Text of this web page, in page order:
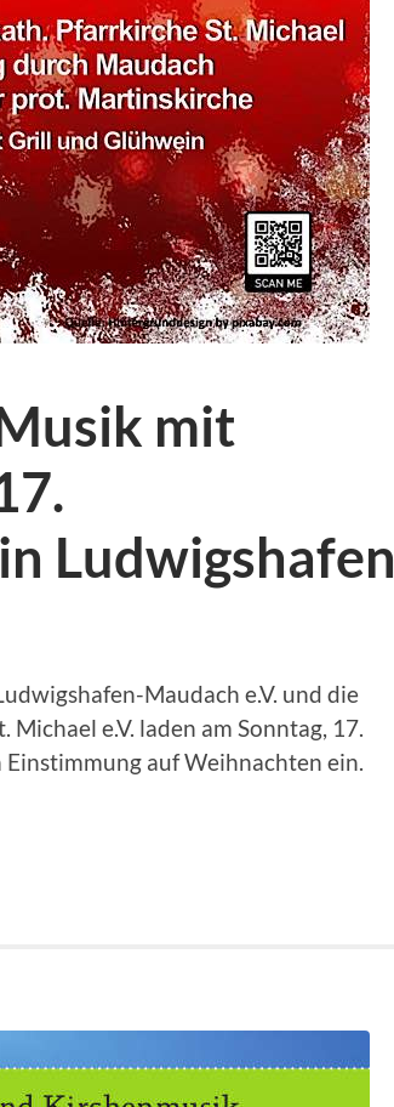
mit
Ludwigshafen
Maudach e.V. und die
e.V. laden am Sonntag, 17.
auf Weihnachten ein.